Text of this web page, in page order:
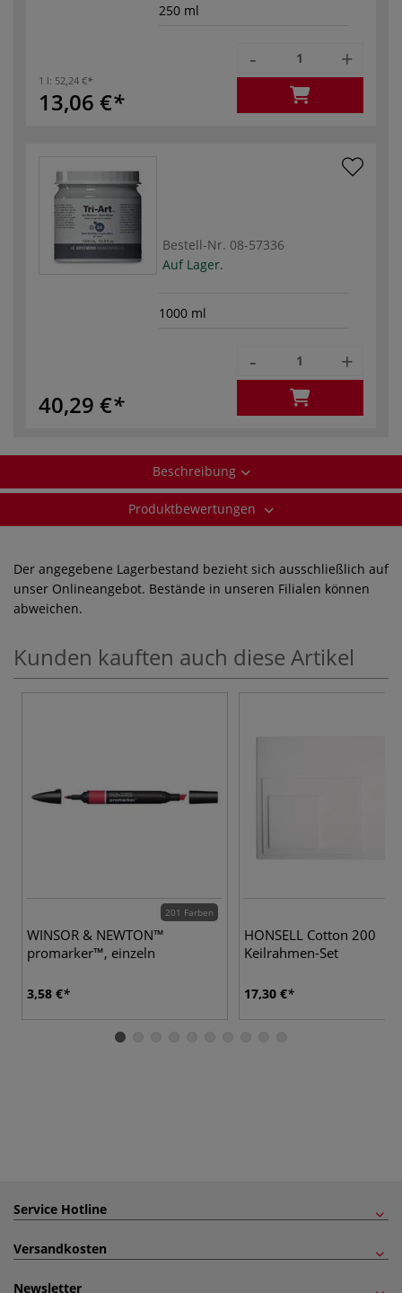
250 ml
1 l: 52,24 €
13,06 €
- +
Bestell-Nr. 08-57336
Auf Lager.
1000 ml
40,29 €
- +
Beschreibung
Produktbewertungen
Der angegebene Lagerbestand bezieht sich ausschließlich auf
unser Onlineangebot. Bestände in unseren Filialen können
abweichen.
Kunden kauften auch diese Artikel
201 Farben
WINSOR & NEWTON™
promarker™, einzeln
3,58 €
HONSELL Cotton 200
Keilrahmen-Set
17,30 €
Service Hotline
Versandkosten
Newsletter